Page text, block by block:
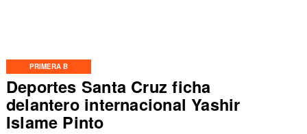
PRIMERA B
Deportes Santa Cruz ficha
delantero internacional Yashir
Islame Pinto